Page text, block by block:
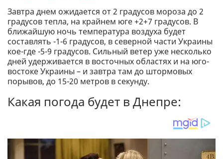
Завтра днем ​​ожидается от 2 градусов мороза до 2
градусов тепла, на крайнем юге +2+7 градусов. В
ближайшую ночь температура воздуха будет
составлять -1-6 градусов, в северной части Украины
кое-где -5-9 градусов. Сильный ветер уже несколько
дней удерживается в восточных областях и на юго-
востоке Украины – и завтра там до штормовых
порывов, до 15-20 метров в секунду.
Какая погода будет в Днепре: